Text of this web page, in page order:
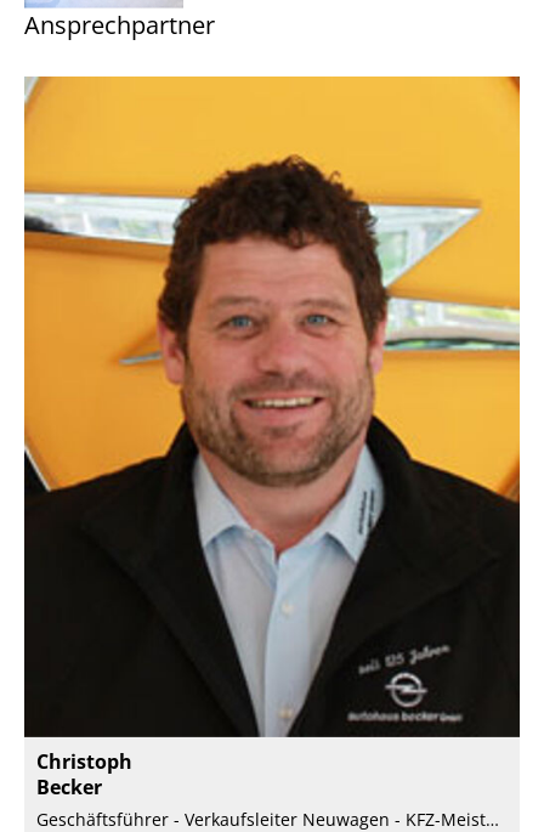
Ansprechpartner
Christoph
Becker
Geschäftsführer - Verkaufsleiter Neuwagen - KFZ-Meister